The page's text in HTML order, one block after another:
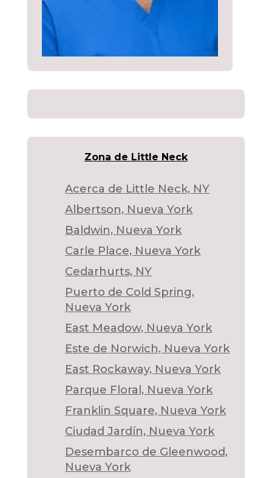
Zona de Little Neck
Acerca de Little Neck, NY
Albertson, Nueva York
Baldwin, Nueva York
Carle Place, Nueva York
Cedarhurts, NY
Puerto de Cold Spring,
Nueva York
East Meadow, Nueva York
Este de Norwich, Nueva York
East Rockaway, Nueva York
Parque Floral, Nueva York
Franklin Square, Nueva York
Ciudad Jardín, Nueva York
Desembarco de Gleenwood,
Nueva York